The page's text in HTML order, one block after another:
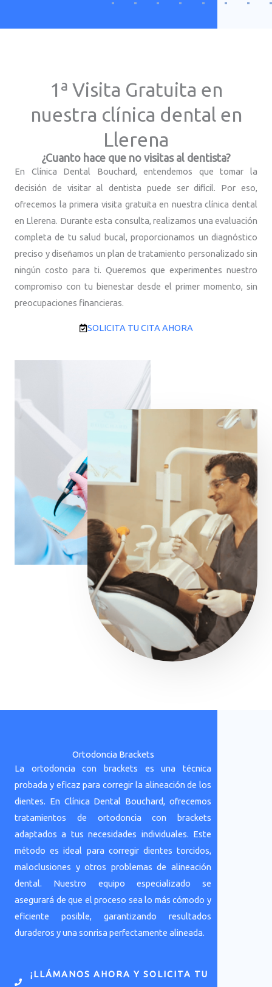
1ª Visita Gratuita en
nuestra clínica dental en
Llerena
¿Cuanto hace que no visitas al dentista?
En Clínica Dental Bouchard, entendemos que tomar la
decisión de visitar al dentista puede ser difícil. Por eso,
ofrecemos la primera visita gratuita en nuestra clínica dental
en Llerena. Durante esta consulta, realizamos una evaluación
completa de tu salud bucal, proporcionamos un diagnóstico
preciso y diseñamos un plan de tratamiento personalizado sin
ningún costo para ti. Queremos que experimentes nuestro
compromiso con tu bienestar desde el primer momento, sin
preocupaciones financieras.
SOLICITA TU CITA AHORA
Ortodoncia Brackets
La ortodoncia con brackets es una técnica
probada y eficaz para corregir la alineación de los
dientes. En Clínica Dental Bouchard, ofrecemos
tratamientos de ortodoncia con brackets
adaptados a tus necesidades individuales. Este
método es ideal para corregir dientes torcidos,
maloclusiones y otros problemas de alineación
dental. Nuestro equipo especializado se
asegurará de que el proceso sea lo más cómodo y
eficiente posible, garantizando resultados
duraderos y una sonrisa perfectamente alineada.
¡LLÁMANOS AHORA Y SOLICITA TU